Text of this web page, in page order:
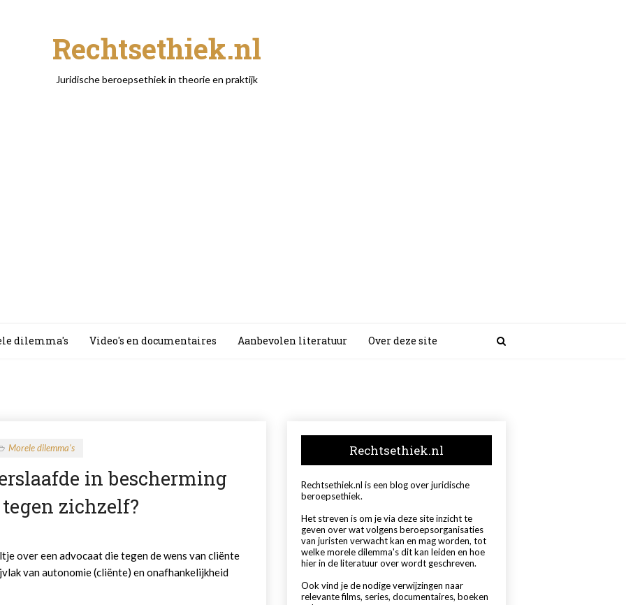
Rechtsethiek.nl
Juridische beroepsethiek in theorie en praktijk
dilemma's Video's en documentaires Aanbevolen literatuur Over deze site
Morele dilemma's
in bescherming
zichzelf?
over een advocaat die tegen de wens van cliënte
van autonomie (cliënte) en onafhankelijkheid
Rechtsethiek.nl
Rechtsethiek.nl is een blog over juridische
beroepsethiek.
Het streven is om je via deze site inzicht te
geven over wat volgens beroepsorganisaties
van juristen verwacht kan en mag worden, tot
welke morele dilemma's dit kan leiden en hoe
hier in de literatuur over wordt geschreven.
Ook vind je de nodige verwijzingen naar
relevante films, series, documentaires, boeken